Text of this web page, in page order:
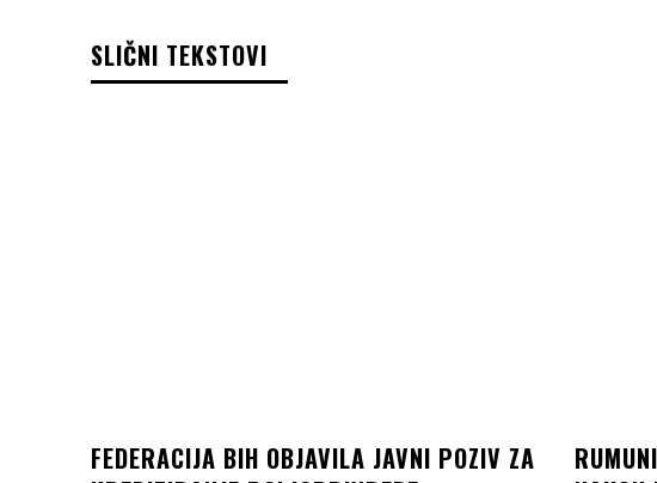
SLIČNI TEKSTOVI
FEDERACIJA BIH OBJAVILA JAVNI POZIV ZA